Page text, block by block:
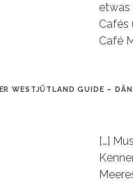
etwas
Cafés
Café
WESTJÜTLAND GUIDE –
[…]